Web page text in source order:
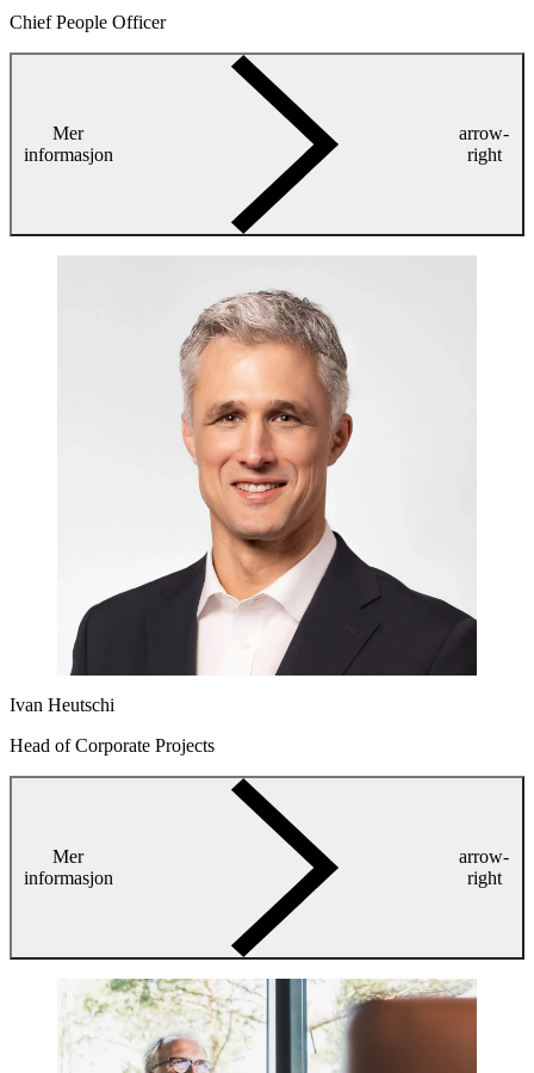
Chief People Officer
Mer
informasjon
arrow-
right
Ivan Heutschi
Head of Corporate Projects
Mer
informasjon
arrow-
right